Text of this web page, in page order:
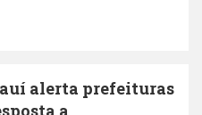
alerta prefeituras
a